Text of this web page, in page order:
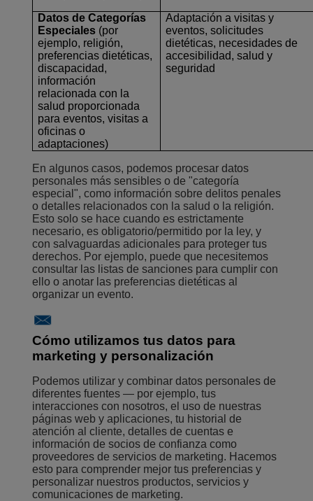
Datos de Categorías
Especiales (por
ejemplo, religión,
preferencias dietéticas,
discapacidad,
información
relacionada con la
salud proporcionada
para eventos, visitas a
oficinas o
adaptaciones)
Adaptación a visitas y
eventos, solicitudes
dietéticas, necesidades de
accesibilidad, salud y
seguridad
En algunos casos, podemos procesar datos
personales más sensibles o de "categoría
especial", como información sobre delitos penales
o detalles relacionados con la salud o la religión.
Esto solo se hace cuando es estrictamente
necesario, es obligatorio/permitido por la ley, y
con salvaguardas adicionales para proteger tus
derechos. Por ejemplo, puede que necesitemos
consultar las listas de sanciones para cumplir con
ello o anotar las preferencias dietéticas al
organizar un evento.
Cómo utilizamos tus datos para
marketing y personalización
Podemos utilizar y combinar datos personales de
diferentes fuentes — por ejemplo, tus
interacciones con nosotros, el uso de nuestras
páginas web y aplicaciones, tu historial de
atención al cliente, detalles de cuentas e
información de socios de confianza como
proveedores de servicios de marketing. Hacemos
esto para comprender mejor tus preferencias y
personalizar nuestros productos, servicios y
comunicaciones de marketing.